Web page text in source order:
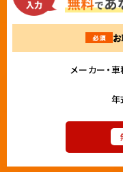
必須
メーカー・車
年